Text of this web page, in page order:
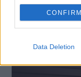
CONFIRM
Data Deletion
ΡΕΠΟΡΤΑΖ: ΑΥΤΟΚΙΝΗΤΟ
Leapmotor T03:
αυτοκίνητο